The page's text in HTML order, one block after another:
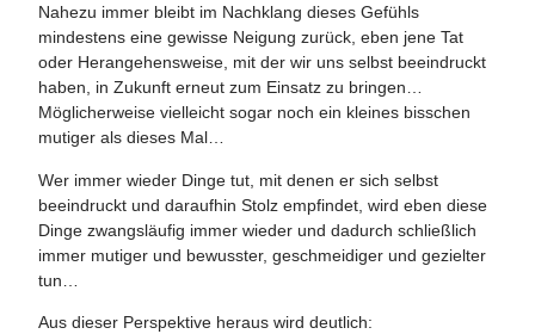
Nahezu immer bleibt im Nachklang dieses Gefühls
mindestens eine gewisse Neigung zurück, eben jene Tat
oder Herangehensweise, mit der wir uns selbst beeindruckt
haben, in Zukunft erneut zum Einsatz zu bringen…
Möglicherweise vielleicht sogar noch ein kleines bisschen
mutiger als dieses Mal…
Wer immer wieder Dinge tut, mit denen er sich selbst
beeindruckt und daraufhin Stolz empfindet, wird eben diese
Dinge zwangsläufig immer wieder und dadurch schließlich
immer mutiger und bewusster, geschmeidiger und gezielter
tun…
Aus dieser Perspektive heraus wird deutlich: